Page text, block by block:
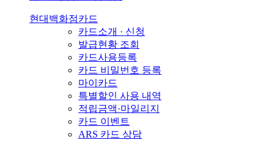
현대백화점카드
카드소개 · 신청
발급현황 조회
카드사용등록
카드 비밀번호 등록
마이카드
특별할인 사용 내역
적립금액·마일리지
카드 이벤트
ARS 카드 상담